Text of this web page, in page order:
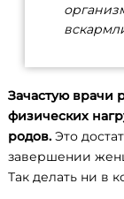
Зачастую врачи
физических
родов. Это
завершении
Так делать ни в